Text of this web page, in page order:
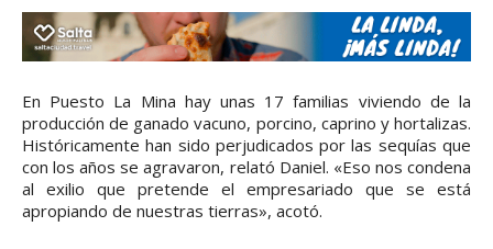
En Puesto La Mina hay unas 17 familias viviendo de la
producción de ganado vacuno, porcino, caprino y hortalizas.
Históricamente han sido perjudicados por las sequías que
con los años se agravaron, relató Daniel. «Eso nos condena
al exilio que pretende el empresariado que se está
apropiando de nuestras tierras», acotó.